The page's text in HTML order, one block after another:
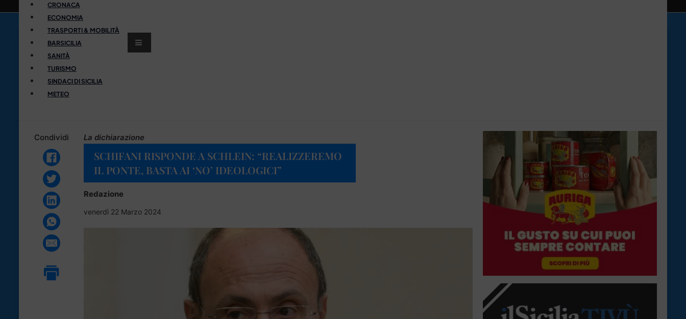
CRONACA
ECONOMIA
TRASPORTI & MOBILITÀ
BARSICILIA
SANITÀ
TURISMO
SINDACI DI SICILIA
METEO
Condividi La dichiarazione
SCHIFANI RISPONDE A SCHLEIN: “REALIZZEREMO
IL PONTE, BASTA AI ‘NO’ IDEOLOGICI”
Redazione
venerdì 22 Marzo 2024